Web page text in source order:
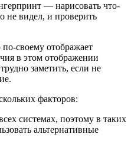
— нарисовать что-
не видел, и проверить
своему отображает
в этом отображении
заметить, если не
факторов:
системах, поэтому в таких
альтернативные